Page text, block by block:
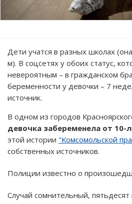
Дети учатся в разных школах
м). В соцсетях у обоих статус,
невероятным – в гражданском
беременности у девочки – 7
источник.
В одном из городов
девочка забеременела от 10-
этой истории "Комсомольской
собственных источников.
Полиции известно о
Случай сомнительный, пятьдесят